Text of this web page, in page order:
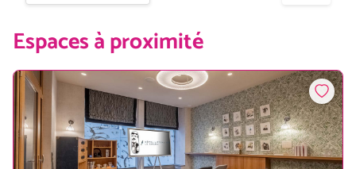
Espaces à proximité